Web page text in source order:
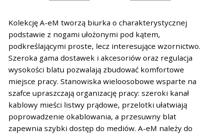
Kolekcję A-eM tworzą biurka o charakterystycznej
podstawie z nogami ułożonymi pod kątem,
podkreślającymi proste, lecz interesujące wzornictwo.
Szeroka gama dostawek i akcesoriów oraz regulacja
wysokości blatu pozwalają zbudować komfortowe
miejsce pracy. Stanowiska wieloosobowe wsparte na
szafce upraszczają organizację pracy: szeroki kanał
kablowy mieści listwy prądowe, przelotki ułatwiają
poprowadzenie okablowania, a przesuwny blat
zapewnia szybki dostęp do mediów. A-eM należy do